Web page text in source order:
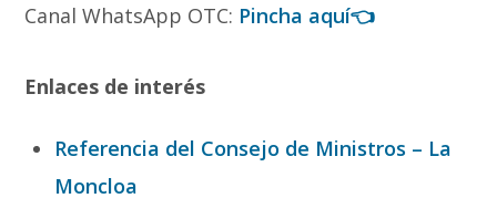
Canal WhatsApp OTC: Pincha aquí👈
Enlaces de interés
Referencia del Consejo de Ministros – La
Moncloa